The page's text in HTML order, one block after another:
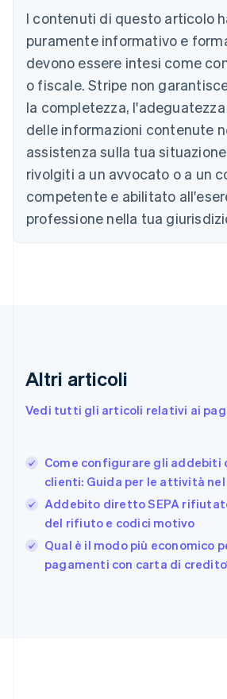
I contenuti di questo articolo
puramente informativo e
devono essere intesi come
o fiscale. Stripe non
la completezza,
delle informazioni contenute
assistenza sulla tua
rivolgiti a un avvocato o a un
competente e abilitato
professione nella tua
Altri articoli
Vedi tutti gli articoli relativi ai
Come configurare gli addebiti
clienti: Guida per le attività
Addebito diretto SEPA
del rifiuto e codici motivo
Qual è il modo più economico
pagamenti con carta di
Australia
Austria
Deutsch English
Belgio
NederlandsFrançais DeutschEnglish
Brasile
PortuguêsEnglish
English
Canada
English
Cina continentale
简体中文English
English
Estonia
Francia
English
Germania
DeutschEnglish
Giappone
Gibilterra
English